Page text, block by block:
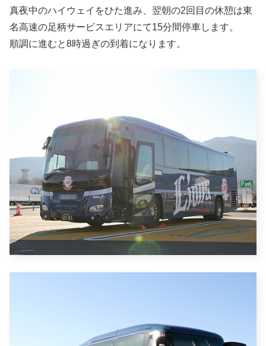
真夜中のハイウェイをひた進み、翌朝の2回目の休憩は東
名高速の足柄サービスエリアにて15分間停車します。
順調に進むと8時過ぎの到着になります。